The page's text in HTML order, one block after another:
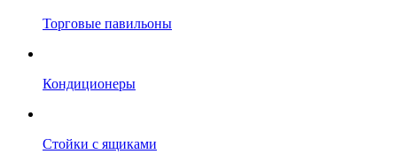
Торговые павильоны
Кондиционеры
Стойки с ящиками